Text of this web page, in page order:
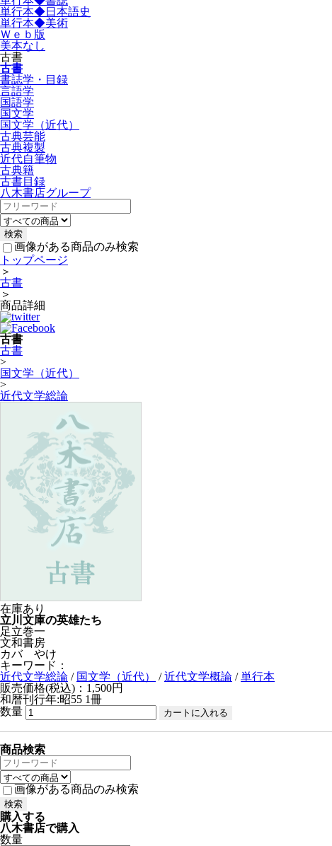
単行本◆日本語史
単行本◆美術
Ｗｅｂ版
美本なし
古書
古書
書誌学・目録
言語学
国語学
国文学
国文学（近代）
古典芸能
古典複製
近代自筆物
古典籍
古書目録
八木書店グループ
画像がある商品のみ検索
トップページ
＞
古書
＞
商品詳細
古書
古書
>
国文学（近代）
>
近代文学総論
在庫あり
立川文庫の英雄たち
足立巻一
文和書房
カバ やけ
キーワード：
近代文学総論 / 国文学（近代） /近代文学概論 /単行本
販売価格(税込)：1,500円
和暦刊行年:昭55 1冊
数量
商品検索
画像がある商品のみ検索
購入する
八木書店で購入
数量